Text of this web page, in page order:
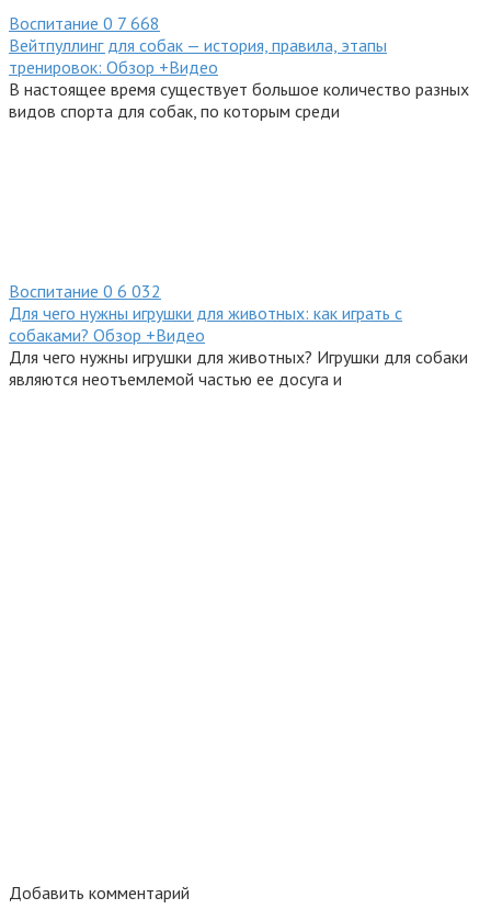
Воспитание 0 7 668
Вейтпуллинг для собак — история, правила, этапы
тренировок: Обзор +Видео
В настоящее время существует большое количество разных
видов спорта для собак, по которым среди
Воспитание 0 6 032
Для чего нужны игрушки для животных: как играть с
собаками? Обзор +Видео
Для чего нужны игрушки для животных? Игрушки для собаки
являются неотъемлемой частью ее досуга и
Добавить комментарий